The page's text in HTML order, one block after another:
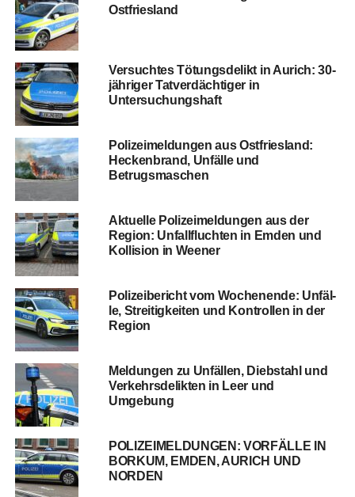
Ostfriesland
Ver­such­tes Tötungs­de­likt in Aurich: 30-
jäh­ri­ger Tat­ver­däch­ti­ger in
Untersuchungshaft
Poli­zei­mel­dun­gen aus Ost­fries­land:
Hecken­brand, Unfäl­le und
Betrugsmaschen
Aktu­el­le Poli­zei­mel­dun­gen aus der
Regi­on: Unfall­fluch­ten in Emden und
Kol­li­si­on in Weener
Poli­zei­be­richt vom Wochen­en­de: Unfäl­
le, Strei­tig­kei­ten und Kon­trol­len in der
Region
Mel­dun­gen zu Unfäl­len, Dieb­stahl und
Ver­kehrs­de­lik­ten in Leer und
Umgebung
POLIZEIMELDUNGEN: VORFÄLLE IN
BORKUM, EMDEN, AURICH UND
NORDEN